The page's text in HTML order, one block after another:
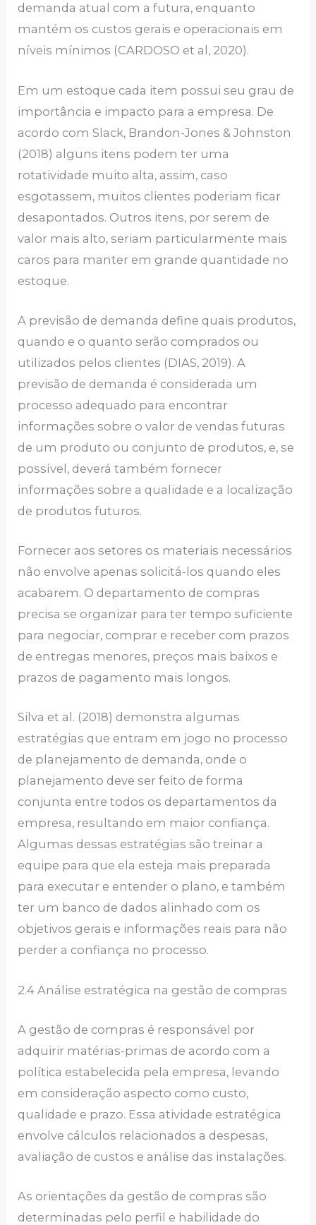
demanda atual com a futura, enquanto
mantém os custos gerais e operacionais em
níveis mínimos (CARDOSO et al, 2020).
Em um estoque cada item possui seu grau de
importância e impacto para a empresa. De
acordo com Slack, Brandon-Jones & Johnston
(2018) alguns itens podem ter uma
rotatividade muito alta, assim, caso
esgotassem, muitos clientes poderiam ficar
desapontados. Outros itens, por serem de
valor mais alto, seriam particularmente mais
caros para manter em grande quantidade no
estoque.
A previsão de demanda define quais produtos,
quando e o quanto serão comprados ou
utilizados pelos clientes (DIAS, 2019). A
previsão de demanda é considerada um
processo adequado para encontrar
informações sobre o valor de vendas futuras
de um produto ou conjunto de produtos, e, se
possível, deverá também fornecer
informações sobre a qualidade e a localização
de produtos futuros.
Fornecer aos setores os materiais necessários
não envolve apenas solicitá-los quando eles
acabarem. O departamento de compras
precisa se organizar para ter tempo suficiente
para negociar, comprar e receber com prazos
de entregas menores, preços mais baixos e
prazos de pagamento mais longos.
Silva et al. (2018) demonstra algumas
estratégias que entram em jogo no processo
de planejamento de demanda, onde o
planejamento deve ser feito de forma
conjunta entre todos os departamentos da
empresa, resultando em maior confiança.
Algumas dessas estratégias são treinar a
equipe para que ela esteja mais preparada
para executar e entender o plano, e também
ter um banco de dados alinhado com os
objetivos gerais e informações reais para não
perder a confiança no processo.
2.4 Análise estratégica na gestão de compras
A gestão de compras é responsável por
adquirir matérias-primas de acordo com a
política estabelecida pela empresa, levando
em consideração aspecto como custo,
qualidade e prazo. Essa atividade estratégica
envolve cálculos relacionados a despesas,
avaliação de custos e análise das instalações.
As orientações da gestão de compras são
determinadas pelo perfil e habilidade do